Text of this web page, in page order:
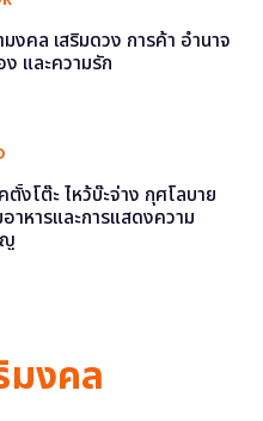
งคล เสริมดวง การค้า อำนาจ
ง และความรัก
ตั้งโต๊ะ ไหว้บ๊ะจ่าง กุศโลบาย
าหารและการแสดงความ
มงคล